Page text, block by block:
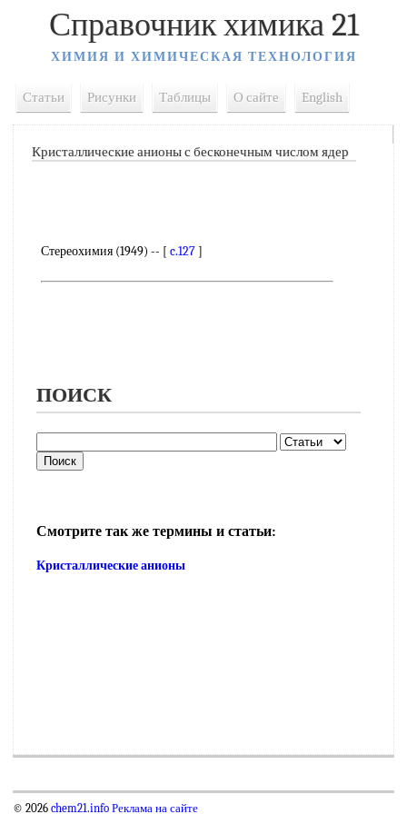
Справочник химика 21
ХИМИЯ И ХИМИЧЕСКАЯ ТЕХНОЛОГИЯ
Статьи Рисунки Таблицы О сайте English
Кристаллические анионы с бесконечным числом ядер
Стереохимия (1949) -- [ c.127]
ПОИСК
Смотрите так же термины и статьи:
Кристаллические анионы
© 2026 chem21.info Реклама на сайте